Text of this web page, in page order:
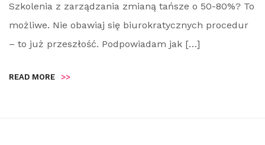
Szkolenia z zarządzania zmianą tańsze o 50-80%? To
możliwe. Nie obawiaj się biurokratycznych procedur
– to już przeszłość. Podpowiadam jak […]
READ MORE >>